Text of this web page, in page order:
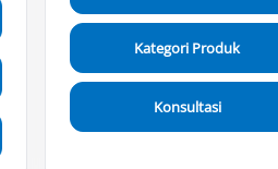
Kategori Produk
Konsultasi